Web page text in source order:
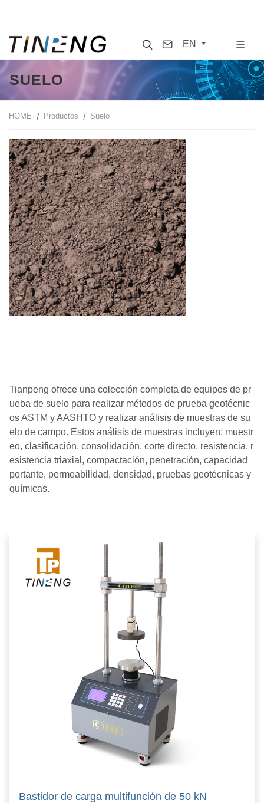
SearchContact
EN
SUELO
HOME Productos Suelo
Tianpeng ofrece una colección completa de equipos de pr
ueba de suelo para realizar métodos de prueba geotécnic
os ASTM y AASHTO y realizar análisis de muestras de su
elo de campo. Estos análisis de muestras incluyen: muestr
eo, clasificación, consolidación, corte directo, resistencia, r
esistencia triaxial, compactación, penetración, capacidad
portante, permeabilidad, densidad, pruebas geotécnicas y
químicas.
Bastidor de carga multifunción de 50 kN